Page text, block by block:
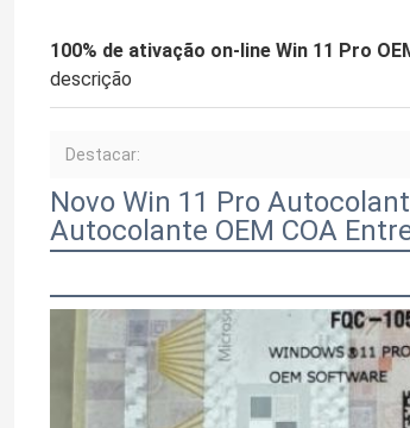
100% de ativação on-line Win 11 Pro
descrição
Destacar:
Novo Win 11 Pro
Autocolante OEM COA